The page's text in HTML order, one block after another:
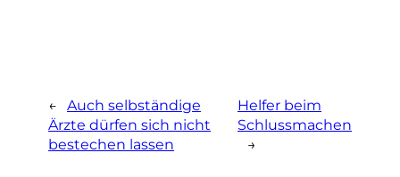
← Auch selbständige
Ärzte dürfen sich nicht
bestechen lassen
Helfer beim
Schlussmachen
→